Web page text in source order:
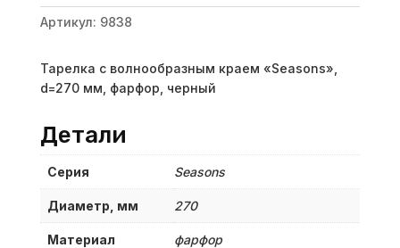
Артикул: 9838
Тарелка с волнообразным краем «Seasons»,
d=270 мм, фарфор, черный
Детали
Серия Seasons
Диаметр, мм 270
Материал фарфор